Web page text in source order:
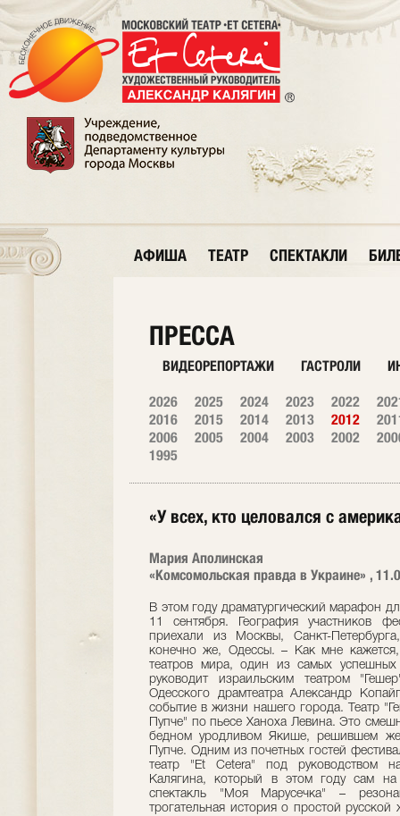
АФИША ТЕАТР СПЕКТАКЛИ
ПРЕССА
ВИДЕОРЕПОРТАЖИ ГАСТРОЛИ
2026 2025 2024 2023 2022
2016
2015 2014 2013 2012
2006
2005 2004 2003 2002
1995
«У всех, кто целовался с
Мария Аполинская
«Комсомольская правда в Украине» ,
В этом году драматургический марафон
11 сентября. География участников
приехали из Москвы, Санкт-
конечно же, Одессы. – Как мне
театров мира, один из самых
руководит израильским театром
Одесского драмтеатра Александр
событие в жизни нашего города. Театр
Пупче" по пьесе Ханоха Левина. Это
бедном уродливом Якише, решившем
Пупче. Одним из почетных гостей
театр "Et Cetera" под руководством
Калягина, который в этом году сам
спектакль "Моя Марусечка" –
трогательная история о простой